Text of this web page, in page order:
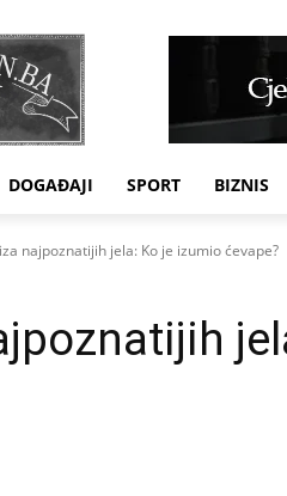
DOGAĐAJI SPORT BIZNIS
najpoznatijih jela: Ko je izumio ćevape?